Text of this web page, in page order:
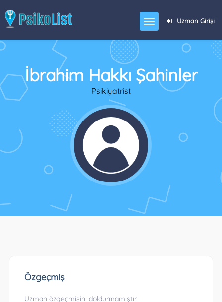
Uzman Girişi
İbrahim Hakkı Şahinler
Psikiyatrist
Özgeçmiş
Uzman özgeçmişini doldurmamıştır.